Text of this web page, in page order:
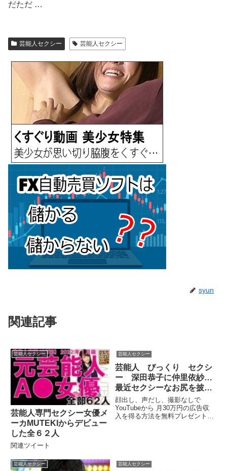
だただ …
芸能人セクシー 芸能人セクシー
syun
関連記事
芸能人セクシー
芸能人専門セクシー女優メ
ーカMUTEKIからデビュー
した全６２人
関連ツイート
芸能人セクシー
芸能人 びっくり セクシ
ー 深田恭子に仲里依紗…
最近セクシーなお尻を披露
した女性芸能人 クラブで
セクシーに踊っているゴー
ゴーダンサーを観ると､興
顔出し、声だし、撮影なしで
YouTubeから 月30万円の広告収
入を得る方法を無料プレゼント！
芸能人セクシー 芸能人セクシー